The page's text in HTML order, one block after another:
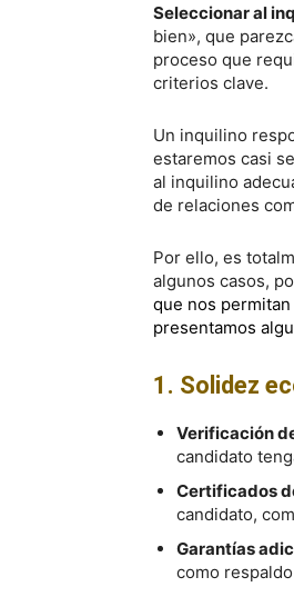
Seleccionar al
bien», que
proceso que
criterios clave.
Un inquilino
estaremos casi
al inquilino
de relaciones
Por ello, es
algunos casos,
que nos
presentamos
1. Solidez
Verificación
candidato
Certificados
candidato,
Garantías
como